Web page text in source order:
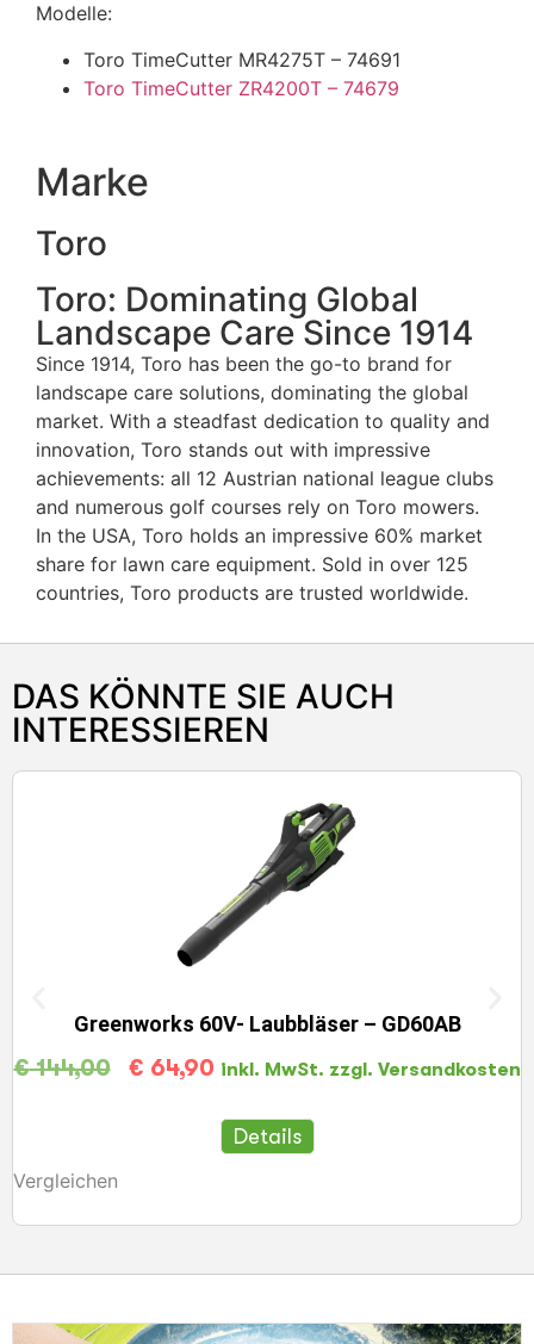
Modelle:
Toro TimeCutter MR4275T – 74691
Toro TimeCutter ZR4200T – 74679
Marke
Toro
Toro: Dominating Global
Landscape Care Since 1914
Since 1914, Toro has been the go-to brand for
landscape care solutions, dominating the global
market. With a steadfast dedication to quality and
innovation, Toro stands out with impressive
achievements: all 12 Austrian national league clubs
and numerous golf courses rely on Toro mowers.
In the USA, Toro holds an impressive 60% market
share for lawn care equipment. Sold in over 125
countries, Toro products are trusted worldwide.
DAS KÖNNTE SIE AUCH
INTERESSIEREN
Greenworks 60V- Laubbläser – GD60AB
€144,00 € 64,90 inkl. MwSt. zzgl. Versandkosten
Vergleichen
Details